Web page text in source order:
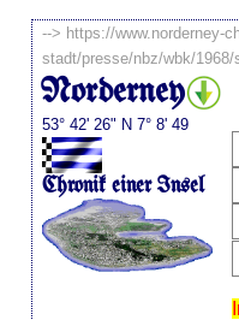
--> https://www.norderney-
stadt/presse/nbz/wbk/1968/
Norderney
53° 42' 26" N 7° 8' 49
Chronik einer Insel